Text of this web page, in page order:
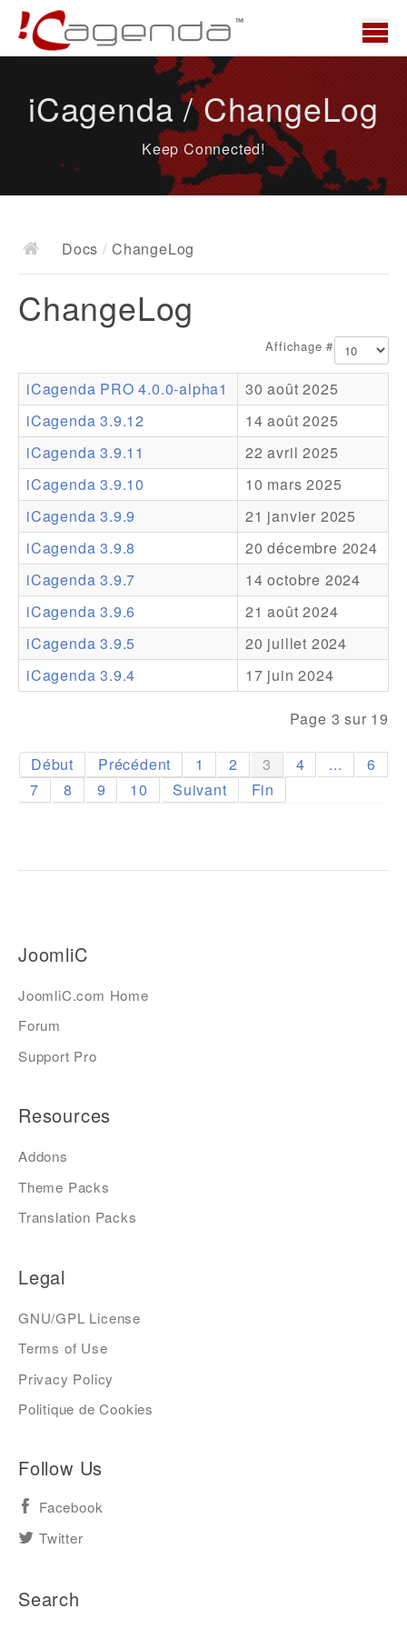
News
Docs
Documentation
Ressources
Addons
Theme Packs
Translation Packs
Support
Forum
Support Pro
iCagenda / ChangeLog
Keep Connected!
Docs / ChangeLog
ChangeLog
Affichage #
iCagenda PRO 4.0.0-alpha1
30 août 2025
iCagenda 3.9.12
14 août 2025
iCagenda 3.9.11
22 avril 2025
iCagenda 3.9.10
10 mars 2025
iCagenda 3.9.9
21 janvier 2025
iCagenda 3.9.8
20 décembre 2024
iCagenda 3.9.7
14 octobre 2024
iCagenda 3.9.6
21 août 2024
iCagenda 3.9.5
20 juillet 2024
iCagenda 3.9.4
17 juin 2024
Page 3 sur 19
Début Précédent 1 2 3 4 ...
6
7
8 9 10 Suivant Fin
JoomliC
JoomliC.com Home
Forum
Support Pro
Resources
Addons
Theme Packs
Translation Packs
Legal
GNU/GPL License
Terms of Use
Privacy Policy
Politique de Cookies
Follow Us
Facebook
Twitter
Search